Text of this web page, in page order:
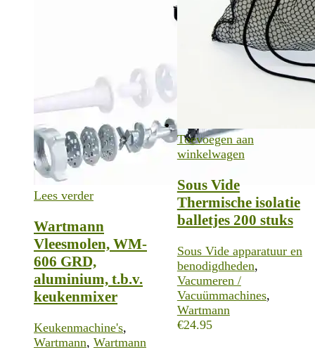
Lees verder
Wartmann
Vleesmolen, WM-
606 GRD,
aluminium, t.b.v.
keukenmixer
Keukenmachine's,
Wartmann, Wartmann
Toevoegen aan
winkelwagen
Sous Vide
Thermische isolatie
balletjes 200 stuks
Sous Vide apparatuur en
benodigdheden,
Vacumeren /
Vacuümmachines,
Wartmann
€24.95